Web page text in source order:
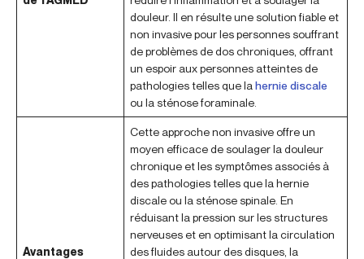
douleur. Il en résulte une solution fiable et
non invasive pour les personnes souffrant
de problèmes de dos chroniques, offrant
un espoir aux personnes atteintes de
pathologies telles que la hernie discale
ou la sténose foraminale.
Avantages
Cette approche non invasive offre un
moyen efficace de soulager la douleur
chronique et les symptômes associés à
des pathologies telles que la hernie
discale ou la sténose spinale. En
réduisant la pression sur les structures
nerveuses et en optimisant la circulation
des fluides autour des disques, la